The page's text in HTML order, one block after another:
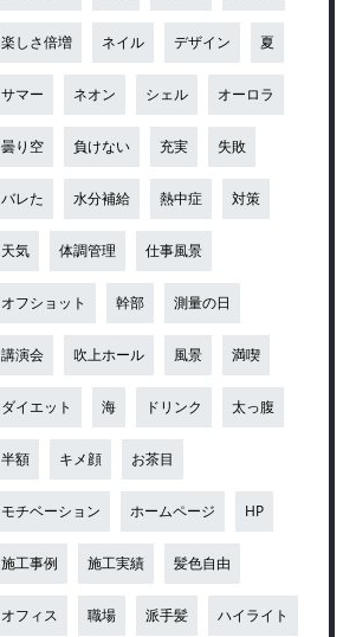
楽しさ倍増 ネイル デザイン 夏
サマー ネオン シェル オーロラ
曇り空 負けない 充実 失敗
バレた 水分補給 熱中症 対策
天気 体調管理 仕事風景
オフショット 幹部 測量の日
講演会 吹上ホール 風景 満喫
ダイエット 海 ドリンク 太っ腹
半額 キメ顔 お茶目
モチベーション ホームページ HP
施工事例 施工実績 髪色自由
オフィス 職場 派手髪 ハイライト